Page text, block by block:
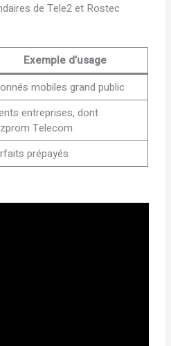
de Tele2 et Rostec
Exemple d’usage
mobiles grand public
entreprises, dont
Telecom
prépayés